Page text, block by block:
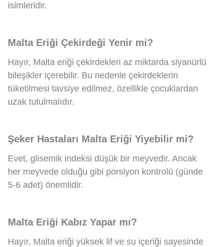
isimleridir.
Malta Eriği Çekirdeği Yenir mi?
Hayır, Malta eriği çekirdekleri az miktarda siyanürlü
bileşikler içerebilir. Bu nedenle çekirdeklerin
tüketilmesi tavsiye edilmez, özellikle çocuklardan
uzak tutulmalıdır.
Şeker Hastaları Malta Eriği Yiyebilir mi?
Evet, glisemik indeksi düşük bir meyvedir. Ancak
her meyvede olduğu gibi porsiyon kontrolü (günde
5-6 adet) önemlidir.
Malta Eriği Kabız Yapar mı?
Hayır, Malta eriği yüksek lif ve su içeriği sayesinde